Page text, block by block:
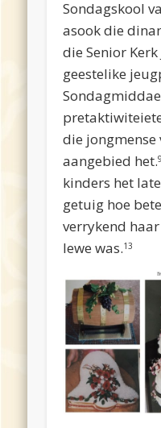
Sondagskool
asook die
die Senior
geestelike
die jongmense
aangebied het.
kinders het
getuig hoe
verrykend
lewe was.13